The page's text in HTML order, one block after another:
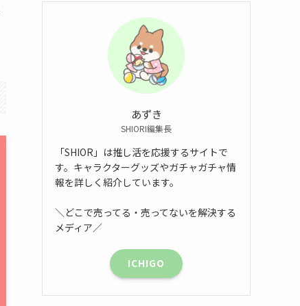
あずき
SHIORI編集長
「SHIOR」は推し活を応援するサイトで
す。キャラクターグッズやガチャガチャ情
報を詳しく紹介しています。
＼どこで売ってる・売ってないを解決する
メディア／
ICHIGO